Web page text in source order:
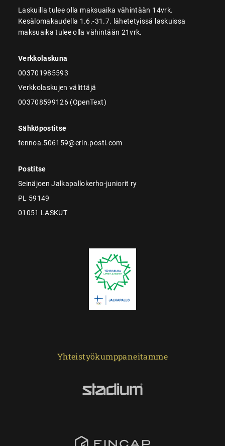
Laskuilla tulee olla maksuaika vähintään 14vrk.
Kesälomakaudella 1.6.-31.7. lähetetyissä laskuissa
maksuaika tulee olla vähintään 21vrk.
Verkkolaskuna
003701985593
Verkkolaskujen välittäjä
003708599126 (OpenText)
Sähköpostitse
fennoa.506159@erin.posti.com
Postitse
Seinäjoen Jalkapallokerho-juniorit ry
PL 59149
01051 LASKUT
Yhteistyökumppaneitamme